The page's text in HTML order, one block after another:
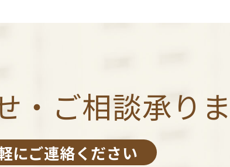
・ご相談承り
にご連絡ください